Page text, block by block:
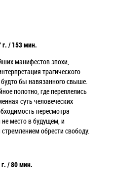
г. / 153 мин.
манифестов эпохи,
трагического
бы навязанного свыше.
полотно, где переплелись
суть человеческих
пересмотра
место в будущем, и
обрести свободу.
/ 80 мин.